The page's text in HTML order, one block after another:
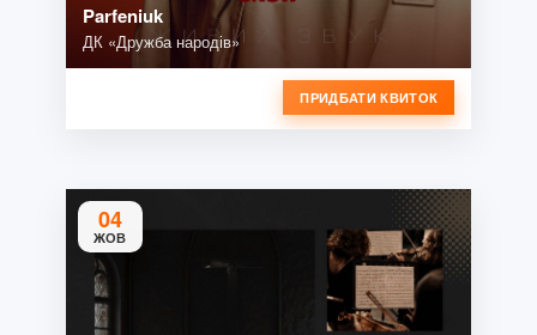
Parfeniuk
ДК «Дружба народів»
ПРИДБАТИ КВИТОК
04
ЖОВ